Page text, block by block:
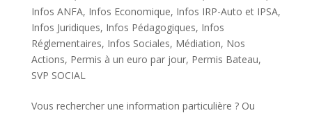
Infos ANFA, Infos Economique, Infos IRP-Auto et IPSA,
Infos Juridiques, Infos Pédagogiques, Infos
Réglementaires, Infos Sociales, Médiation, Nos
Actions, Permis à un euro par jour, Permis Bateau,
SVP SOCIAL
Vous rechercher une information particulière ? Ou